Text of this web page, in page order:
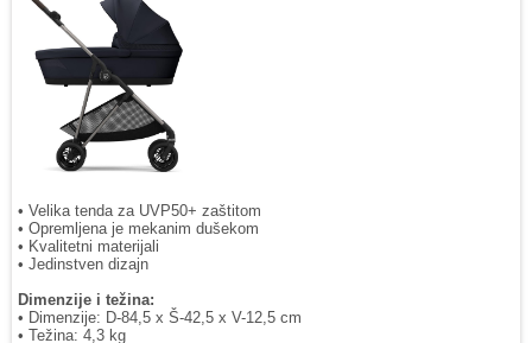
• Velika tenda za UVP50+ zaštitom
• Opremljena je mekanim dušekom
• Kvalitetni materijali
• Jedinstven dizajn
Dimenzije i težina:
• Dimenzije: D-84,5 x Š-42,5 x V-12,5 cm
• Težina: 4,3 kg